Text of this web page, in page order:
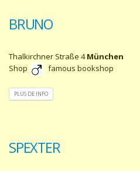
BRUNO
Thalkirchner Straße 4München
Shop
famous bookshop
PLUS DE INFO
SPEXTER